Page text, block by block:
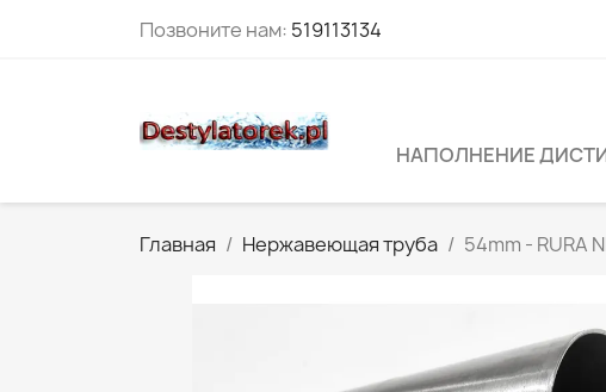
Позвоните нам: 519113134
НАПОЛНЕНИЕ
Главная Нержавеющая труба 54mm - RURA